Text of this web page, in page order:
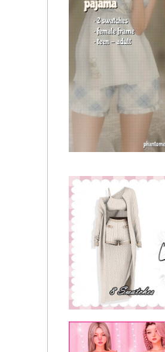
Пижама - summer pajamas